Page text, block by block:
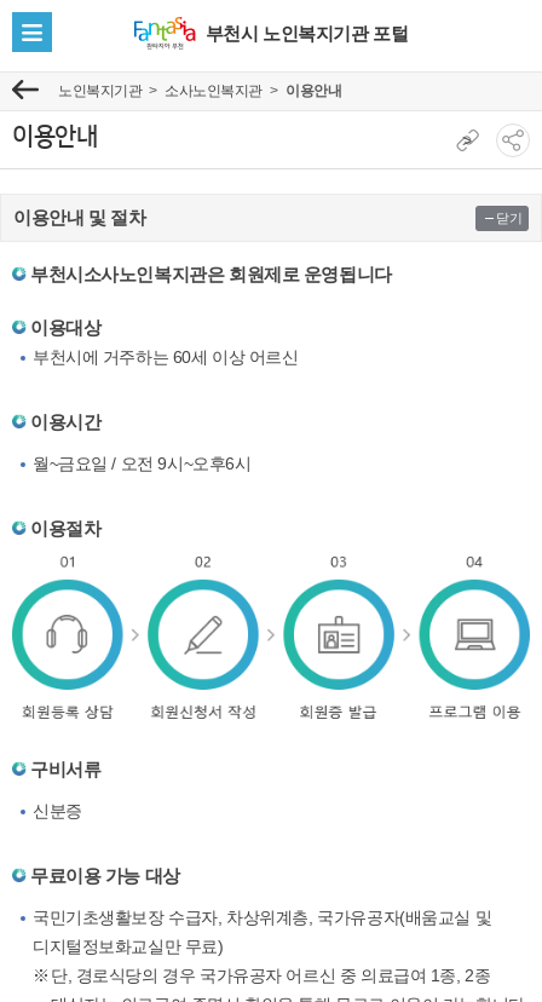
부천시 노인복지기관 포털
전
체
뉴
이
전
노인복지기관 소사노인복지관 이용안내
이용안내 >현
재
이
소
네
이용안내 및 절차 닫기
부천시소사노인복지관은 회원제로 운영됩니다
이용대상
부천시에 거주하는 60세 이상 어르신
이용시간
월~금요일 / 오전 9시~오후6시
이용절차
구비서류
신분증
무료이용 가능 대상
국민기초생활보장 수급자, 차상위계층, 국가유공자(배움교실 및
디지털정보화교실만 무료)
단, 경로식당의 경우 국가유공자 어르신 중 의료급여 1종, 2종